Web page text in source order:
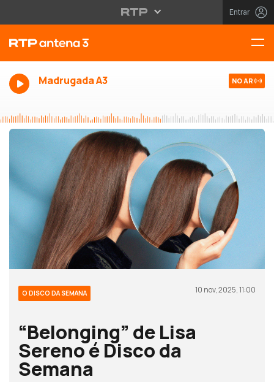
Entrar
Madrugada A3 NO AR
O DISCO DA SEMANA 10 nov, 2025, 11:00
“Belonging” de Lisa
Sereno é Disco da
Semana